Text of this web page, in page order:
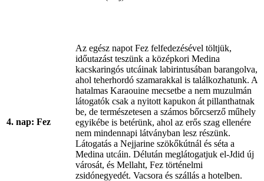
4. nap: Fez
Az egész napot Fez felfedezésével töltjük,
időutazást teszünk a középkori Medina
kacskaringós utcáinak labirintusában barangolva,
ahol teherhordó szamarakkal is találkozhatunk. A
hatalmas Karaouine mecsetbe a nem muzulmán
látogatók csak a nyitott kapukon át pillanthatnak
be, de természetesen a számos bőrcserző műhely
egyikébe is betérünk, ahol az erős szag ellenére
nem mindennapi látványban lesz részünk.
Látogatás a Nejjarine szökőkútnál és séta a
Medina utcáin. Délután meglátogatjuk el-Jdid új
városát, és Mellaht, Fez történelmi
zsidónegyedét. Vacsora és szállás a hotelben.